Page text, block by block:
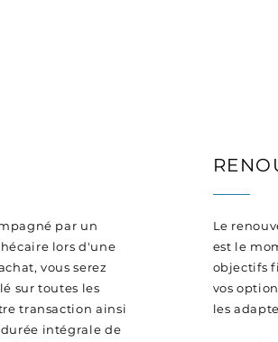
par un
lors d'une
vous serez
sur toutes les
transaction ainsi
intégrale de
Le
est le
objectifs
vos
les